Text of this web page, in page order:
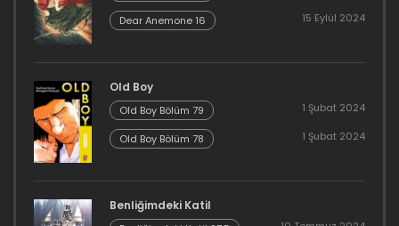
Dear Anemone 16 15 Eylül 2024
Old Boy
Old Boy Bölüm 79 1 Şubat 2024
Old Boy Bölüm 78 1 Şubat 2024
Benliğimdeki Katil